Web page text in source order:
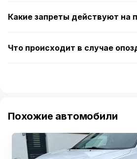
Какие запреты действуют на
Что происходит в случае
Похожие автомобили